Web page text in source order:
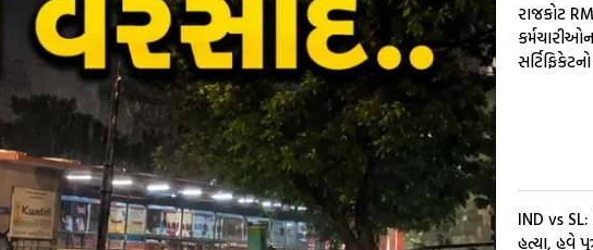
રાજકોટ
IND vs SL:
હત્યા, હવે